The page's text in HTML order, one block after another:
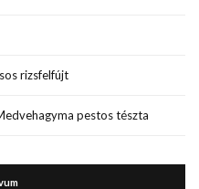
rizsfelfújt
pestos tészta